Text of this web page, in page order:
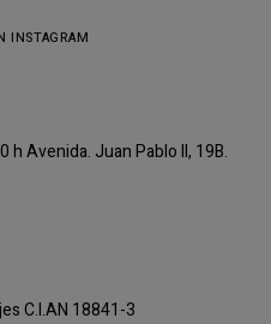
INSTAGRAM
h Avenida. Juan Pablo II, 19B.
C.I.AN 18841-3